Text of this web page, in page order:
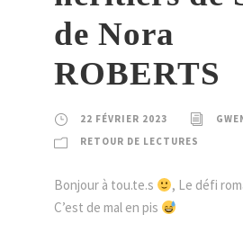
de Nora
ROBERTS
22 FÉVRIER 2023
RETOUR DE LECTURES
Bonjour à tou.te.s
, Le défi
C’est de mal en pis